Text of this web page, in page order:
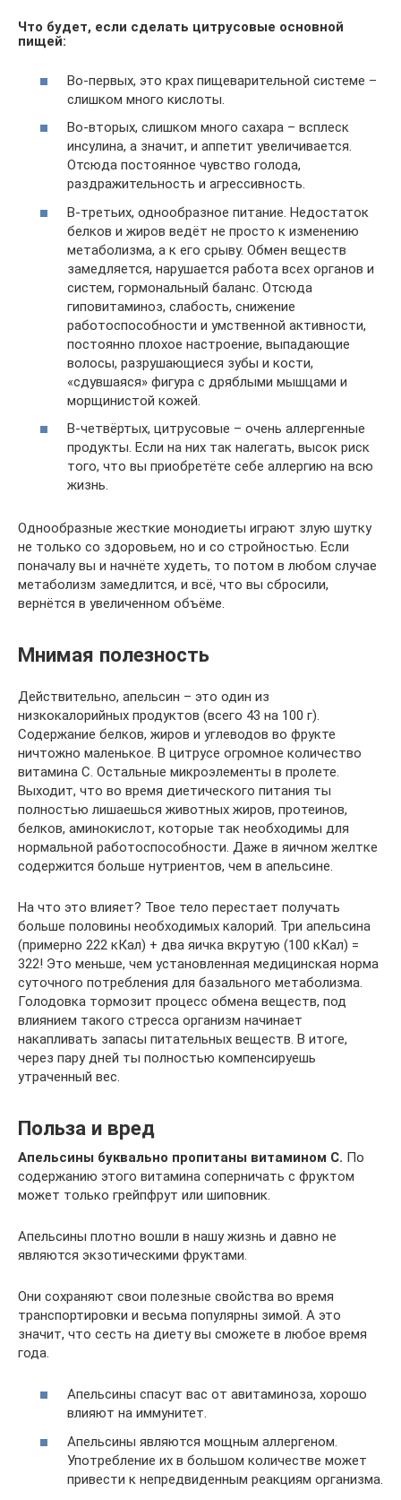
Что будет, если сделать цитрусовые основной
пищей:
Во-первых, это крах пищеварительной системе –
слишком много кислоты.
Во-вторых, слишком много сахара – всплеск
инсулина, а значит, и аппетит увеличивается.
Отсюда постоянное чувство голода,
раздражительность и агрессивность.
В-третьих, однообразное питание. Недостаток
белков и жиров ведёт не просто к изменению
метаболизма, а к его срыву. Обмен веществ
замедляется, нарушается работа всех органов и
систем, гормональный баланс. Отсюда
гиповитаминоз, слабость, снижение
работоспособности и умственной активности,
постоянно плохое настроение, выпадающие
волосы, разрушающиеся зубы и кости,
«сдувшаяся» фигура с дряблыми мышцами и
морщинистой кожей.
В-четвёртых, цитрусовые – очень аллергенные
продукты. Если на них так налегать, высок риск
того, что вы приобретёте себе аллергию на всю
жизнь.
Однообразные жесткие монодиеты играют злую шутку
не только со здоровьем, но и со стройностью. Если
поначалу вы и начнёте худеть, то потом в любом случае
метаболизм замедлится, и всё, что вы сбросили,
вернётся в увеличенном объёме.
Мнимая полезность
Действительно, апельсин – это один из
низкокалорийных продуктов (всего 43 на 100 г).
Содержание белков, жиров и углеводов во фрукте
ничтожно маленькое. В цитрусе огромное количество
витамина C. Остальные микроэлементы в пролете.
Выходит, что во время диетического питания ты
полностью лишаешься животных жиров, протеинов,
белков, аминокислот, которые так необходимы для
нормальной работоспособности. Даже в яичном желтке
содержится больше нутриентов, чем в апельсине.
На что это влияет? Твое тело перестает получать
больше половины необходимых калорий. Три апельсина
(примерно 222 кКал) + два яичка вкрутую (100 кКал) =
322! Это меньше, чем установленная медицинская норма
суточного потребления для базального метаболизма.
Голодовка тормозит процесс обмена веществ, под
влиянием такого стресса организм начинает
накапливать запасы питательных веществ. В итоге,
через пару дней ты полностью компенсируешь
утраченный вес.
Польза и вред
Апельсины буквально пропитаны витамином C. По
содержанию этого витамина соперничать с фруктом
может только грейпфрут или шиповник.
Апельсины плотно вошли в нашу жизнь и давно не
являются экзотическими фруктами.
Они сохраняют свои полезные свойства во время
транспортировки и весьма популярны зимой. А это
значит, что сесть на диету вы сможете в любое время
года.
Апельсины спасут вас от авитаминоза, хорошо
влияют на иммунитет.
Апельсины являются мощным аллергеном.
Употребление их в большом количестве может
привести к непредвиденным реакциям организма.